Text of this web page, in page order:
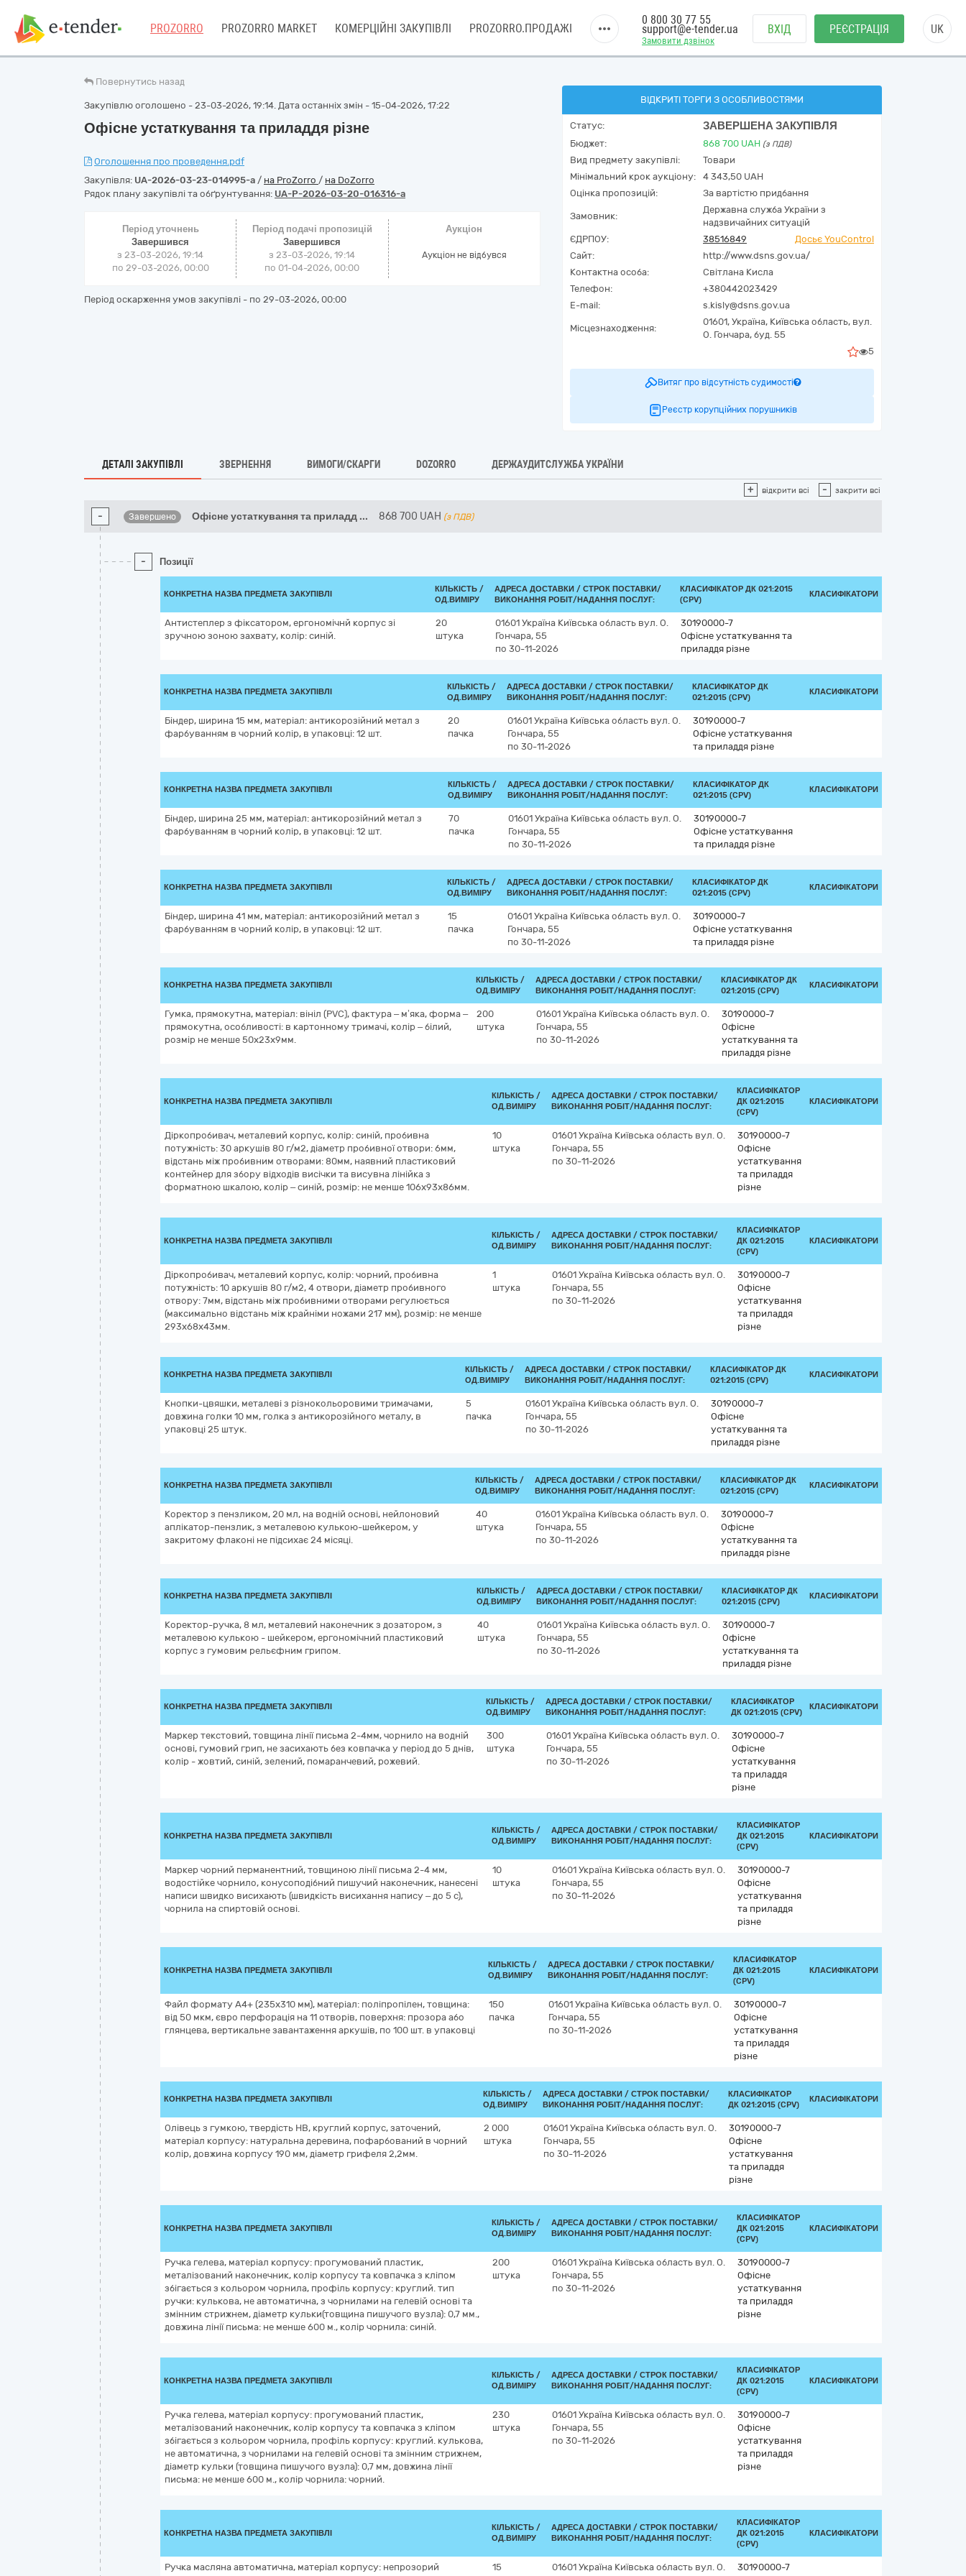
PROZORRO PROZORRO MARKET КОМЕРЦІЙНІ ЗАКУПІВЛІ PROZORRO.ПРОДАЖІ
Замовити дзвінок
0 800 30 77 55
support@e-tender.ua ВХІД РЕЄСТРАЦІЯ UK
Повернутись назад
Закупівлю оголошено - 23-03-2026, 19:14. Дата останніх змін - 15-04-2026, 17:22
Офісне устаткування та приладдя різне
Оголошення про проведення.pdf
Закупівля: UA-2026-03-23-014995-a / на ProZorro / на DoZorro
Рядок плану закупівлі та обґрунтування: UA-P-2026-03-20-016316-a
Період уточнень
Завершився
з 23-03-2026, 19:14
по 29-03-2026, 00:00
Період подачі пропозицій
Завершився
з 23-03-2026, 19:14
по 01-04-2026, 00:00
Аукціон
Аукціон не відбувся
Період оскарження умов закупівлі - по 29-03-2026, 00:00
ВІДКРИТІ ТОРГИ З ОСОБЛИВОСТЯМИ
Статус: ЗАВЕРШЕНА ЗАКУПІВЛЯ
Бюджет: 868 700 UAH (з ПДВ)
Вид предмету закупівлі:
Товари
Мінімальний крок аукціону:
4 343,50 UAH
Оцінка пропозицій:
За вартістю придбання
Замовник:
Державна служба України з
надзвичайних ситуацій
ЄДРПОУ:
38516849
Досьє YouControl
Сайт:
http://www.dsns.gov.ua/
Контактна особа:
Світлана Кисла
Телефон:
+380442023429
E-mail:
s.kisly@dsns.gov.ua
Місцезнаходження:
01601, Україна, Київська область, вул.
О. Гончара, буд. 55
5
Витяг про відсутність судимості
Реєстр корупційних порушників
ДЕТАЛІ ЗАКУПІВЛІ ЗВЕРНЕННЯ ВИМОГИ/СКАРГИ DOZORRO ДЕРЖАУДИТСЛУЖБА УКРАЇНИ
+ відкрити всі - закрити всі
- Завершено Офісне устаткування та приладд ... 868 700 UAH (з ПДВ)
- Позиції
КОНКРЕТНА НАЗВА ПРЕДМЕТА ЗАКУПІВЛІ
КІЛЬКІСТЬ /
ОД.ВИМІРУ
АДРЕСА ДОСТАВКИ / СТРОК ПОСТАВКИ/
ВИКОНАННЯ РОБІТ/НАДАННЯ ПОСЛУГ:
КЛАСИФІКАТОР ДК 021:2015
(CPV)
КЛАСИФІКАТОРИ
Антистеплер з фіксатором, ергономічнй корпус зі
зручною зоною захвату, колір: синій.
20
штука
01601 Україна Київська область вул. О.
Гончара, 55
по 30-11-2026
30190000-7
Офісне устаткування та
приладдя різне
КОНКРЕТНА НАЗВА ПРЕДМЕТА ЗАКУПІВЛІ
КІЛЬКІСТЬ /
ОД.ВИМІРУ
АДРЕСА ДОСТАВКИ / СТРОК ПОСТАВКИ/
ВИКОНАННЯ РОБІТ/НАДАННЯ ПОСЛУГ:
КЛАСИФІКАТОР ДК
021:2015 (CPV)
КЛАСИФІКАТОРИ
Біндер, ширина 15 мм, матеріал: антикорозійний метал з
фарбуванням в чорний колір, в упаковці: 12 шт.
20
пачка
01601 Україна Київська область вул. О.
Гончара, 55
по 30-11-2026
30190000-7
Офісне устаткування
та приладдя різне
КОНКРЕТНА НАЗВА ПРЕДМЕТА ЗАКУПІВЛІ
КІЛЬКІСТЬ /
ОД.ВИМІРУ
АДРЕСА ДОСТАВКИ / СТРОК ПОСТАВКИ/
ВИКОНАННЯ РОБІТ/НАДАННЯ ПОСЛУГ:
КЛАСИФІКАТОР ДК
021:2015 (CPV)
КЛАСИФІКАТОРИ
Біндер, ширина 25 мм, матеріал: антикорозійний метал з
фарбуванням в чорний колір, в упаковці: 12 шт.
70
пачка
01601 Україна Київська область вул. О.
Гончара, 55
по 30-11-2026
30190000-7
Офісне устаткування
та приладдя різне
КОНКРЕТНА НАЗВА ПРЕДМЕТА ЗАКУПІВЛІ
КІЛЬКІСТЬ /
ОД.ВИМІРУ
АДРЕСА ДОСТАВКИ / СТРОК ПОСТАВКИ/
ВИКОНАННЯ РОБІТ/НАДАННЯ ПОСЛУГ:
КЛАСИФІКАТОР ДК
021:2015 (CPV)
КЛАСИФІКАТОРИ
Біндер, ширина 41 мм, матеріал: антикорозійний метал з
фарбуванням в чорний колір, в упаковці: 12 шт.
15
пачка
01601 Україна Київська область вул. О.
Гончара, 55
по 30-11-2026
30190000-7
Офісне устаткування
та приладдя різне
КОНКРЕТНА НАЗВА ПРЕДМЕТА ЗАКУПІВЛІ
КІЛЬКІСТЬ /
ОД.ВИМІРУ
АДРЕСА ДОСТАВКИ / СТРОК ПОСТАВКИ/
ВИКОНАННЯ РОБІТ/НАДАННЯ ПОСЛУГ:
КЛАСИФІКАТОР ДК
021:2015 (CPV)
КЛАСИФІКАТОРИ
Гумка, прямокутна, матеріал: вініл (PVC), фактура – м’яка, форма –
прямокутна, особливості: в картонному тримачі, колір – білий,
розмір не менше 50х23х9мм.
200
штука
01601 Україна Київська область вул. О.
Гончара, 55
по 30-11-2026
30190000-7
Офісне
устаткування та
приладдя різне
КОНКРЕТНА НАЗВА ПРЕДМЕТА ЗАКУПІВЛІ
КІЛЬКІСТЬ /
ОД.ВИМІРУ
АДРЕСА ДОСТАВКИ / СТРОК ПОСТАВКИ/
ВИКОНАННЯ РОБІТ/НАДАННЯ ПОСЛУГ:
КЛАСИФІКАТОР
ДК 021:2015
(CPV)
КЛАСИФІКАТОРИ
Діркопробивач, металевий корпус, колір: синій, пробивна
потужність: 30 аркушів 80 г/м2, діаметр пробивної отвори: 6мм,
відстань між пробивним отворами: 80мм, наявний пластиковий
контейнер для збору відходів висічки та висувна лінійка з
форматною шкалою, колір – синій, розмір: не менше 106x93x86мм.
10
штука
01601 Україна Київська область вул. О.
Гончара, 55
по 30-11-2026
30190000-7
Офісне
устаткування
та приладдя
різне
КОНКРЕТНА НАЗВА ПРЕДМЕТА ЗАКУПІВЛІ
КІЛЬКІСТЬ /
ОД.ВИМІРУ
АДРЕСА ДОСТАВКИ / СТРОК ПОСТАВКИ/
ВИКОНАННЯ РОБІТ/НАДАННЯ ПОСЛУГ:
КЛАСИФІКАТОР
ДК 021:2015
(CPV)
КЛАСИФІКАТОРИ
Діркопробивач, металевий корпус, колір: чорний, пробивна
потужність: 10 аркушів 80 г/м2, 4 отвори, діаметр пробивного
отвору: 7мм, відстань між пробивними отворами регулюється
(максимально відстань між крайніми ножами 217 мм), розмір: не менше
293х68х43мм.
1
штука
01601 Україна Київська область вул. О.
Гончара, 55
по 30-11-2026
30190000-7
Офісне
устаткування
та приладдя
різне
КОНКРЕТНА НАЗВА ПРЕДМЕТА ЗАКУПІВЛІ
КІЛЬКІСТЬ /
ОД.ВИМІРУ
АДРЕСА ДОСТАВКИ / СТРОК ПОСТАВКИ/
ВИКОНАННЯ РОБІТ/НАДАННЯ ПОСЛУГ:
КЛАСИФІКАТОР ДК
021:2015 (CPV)
КЛАСИФІКАТОРИ
Кнопки-цвяшки, металеві з різнокольоровими тримачами,
довжина голки 10 мм, голка з антикорозійного металу, в
упаковці 25 штук.
5
пачка
01601 Україна Київська область вул. О.
Гончара, 55
по 30-11-2026
30190000-7
Офісне
устаткування та
приладдя різне
КОНКРЕТНА НАЗВА ПРЕДМЕТА ЗАКУПІВЛІ
КІЛЬКІСТЬ /
ОД.ВИМІРУ
АДРЕСА ДОСТАВКИ / СТРОК ПОСТАВКИ/
ВИКОНАННЯ РОБІТ/НАДАННЯ ПОСЛУГ:
КЛАСИФІКАТОР ДК
021:2015 (CPV)
КЛАСИФІКАТОРИ
Коректор з пензликом, 20 мл, на водній основі, нейлоновий
аплікатор-пензлик, з металевою кулькою-шейкером, у
закритому флаконі не підсихає 24 місяці.
40
штука
01601 Україна Київська область вул. О.
Гончара, 55
по 30-11-2026
30190000-7
Офісне
устаткування та
приладдя різне
КОНКРЕТНА НАЗВА ПРЕДМЕТА ЗАКУПІВЛІ
КІЛЬКІСТЬ /
ОД.ВИМІРУ
АДРЕСА ДОСТАВКИ / СТРОК ПОСТАВКИ/
ВИКОНАННЯ РОБІТ/НАДАННЯ ПОСЛУГ:
КЛАСИФІКАТОР ДК
021:2015 (CPV)
КЛАСИФІКАТОРИ
Коректор-ручка, 8 мл, металевий наконечник з дозатором, з
металевою кулькою - шейкером, ергономічний пластиковий
корпус з гумовим рельєфним грипом.
40
штука
01601 Україна Київська область вул. О.
Гончара, 55
по 30-11-2026
30190000-7
Офісне
устаткування та
приладдя різне
КОНКРЕТНА НАЗВА ПРЕДМЕТА ЗАКУПІВЛІ
КІЛЬКІСТЬ /
ОД.ВИМІРУ
АДРЕСА ДОСТАВКИ / СТРОК ПОСТАВКИ/
ВИКОНАННЯ РОБІТ/НАДАННЯ ПОСЛУГ:
КЛАСИФІКАТОР
ДК 021:2015 (CPV)
КЛАСИФІКАТОРИ
Маркер текстовий, товщина лінії письма 2-4мм, чорнило на водній
основі, гумовий грип, не засихають без ковпачка у період до 5 днів,
колір - жовтий, синій, зелений, помаранчевий, рожевий.
300
штука
01601 Україна Київська область вул. О.
Гончара, 55
по 30-11-2026
30190000-7
Офісне
устаткування
та приладдя
різне
КОНКРЕТНА НАЗВА ПРЕДМЕТА ЗАКУПІВЛІ
КІЛЬКІСТЬ /
ОД.ВИМІРУ
АДРЕСА ДОСТАВКИ / СТРОК ПОСТАВКИ/
ВИКОНАННЯ РОБІТ/НАДАННЯ ПОСЛУГ:
КЛАСИФІКАТОР
ДК 021:2015
(CPV)
КЛАСИФІКАТОРИ
Маркер чорний перманентний, товщиною лінії письма 2-4 мм,
водостійке чорнило, конусоподібний пишучий наконечник, нанесені
написи швидко висихають (швидкість висихання напису – до 5 с),
чорнила на спиртовій основі.
10
штука
01601 Україна Київська область вул. О.
Гончара, 55
по 30-11-2026
30190000-7
Офісне
устаткування
та приладдя
різне
КОНКРЕТНА НАЗВА ПРЕДМЕТА ЗАКУПІВЛІ
КІЛЬКІСТЬ /
ОД.ВИМІРУ
АДРЕСА ДОСТАВКИ / СТРОК ПОСТАВКИ/
ВИКОНАННЯ РОБІТ/НАДАННЯ ПОСЛУГ:
КЛАСИФІКАТОР
ДК 021:2015
(CPV)
КЛАСИФІКАТОРИ
Файл формату А4+ (235х310 мм), матеріал: поліпропілен, товщина:
від 50 мкм, євро перфорація на 11 отворів, поверхня: прозора або
глянцева, вертикальне завантаження аркушів, по 100 шт. в упаковці
150
пачка
01601 Україна Київська область вул. О.
Гончара, 55
по 30-11-2026
30190000-7
Офісне
устаткування
та приладдя
різне
КОНКРЕТНА НАЗВА ПРЕДМЕТА ЗАКУПІВЛІ
КІЛЬКІСТЬ /
ОД.ВИМІРУ
АДРЕСА ДОСТАВКИ / СТРОК ПОСТАВКИ/
ВИКОНАННЯ РОБІТ/НАДАННЯ ПОСЛУГ:
КЛАСИФІКАТОР
ДК 021:2015 (CPV)
КЛАСИФІКАТОРИ
Олівець з гумкою, твердість HB, круглий корпус, заточений,
матеріал корпусу: натуральна деревина, пофарбований в чорний
колір, довжина корпусу 190 мм, діаметр грифеля 2,2мм.
2 000
штука
01601 Україна Київська область вул. О.
Гончара, 55
по 30-11-2026
30190000-7
Офісне
устаткування
та приладдя
різне
КОНКРЕТНА НАЗВА ПРЕДМЕТА ЗАКУПІВЛІ
КІЛЬКІСТЬ /
ОД.ВИМІРУ
АДРЕСА ДОСТАВКИ / СТРОК ПОСТАВКИ/
ВИКОНАННЯ РОБІТ/НАДАННЯ ПОСЛУГ:
КЛАСИФІКАТОР
ДК 021:2015
(CPV)
КЛАСИФІКАТОРИ
Ручка гелева, матеріал корпусу: прогумований пластик,
металізований наконечник, колір корпусу та ковпачка з кліпом
збігається з кольором чорнила, профіль корпусу: круглий. тип
ручки: кулькова, не автоматична, з чорнилами на гелевій основі та
змінним стрижнем, діаметр кульки(товщина пишучого вузла): 0,7 мм.,
довжина лінії письма: не менше 600 м., колір чорнила: синій.
200
штука
01601 Україна Київська область вул. О.
Гончара, 55
по 30-11-2026
30190000-7
Офісне
устаткування
та приладдя
різне
КОНКРЕТНА НАЗВА ПРЕДМЕТА ЗАКУПІВЛІ
КІЛЬКІСТЬ /
ОД.ВИМІРУ
АДРЕСА ДОСТАВКИ / СТРОК ПОСТАВКИ/
ВИКОНАННЯ РОБІТ/НАДАННЯ ПОСЛУГ:
КЛАСИФІКАТОР
ДК 021:2015
(CPV)
КЛАСИФІКАТОРИ
Ручка гелева, матеріал корпусу: прогумований пластик,
металізований наконечник, колір корпусу та ковпачка з кліпом
збігається з кольором чорнила, профіль корпусу: круглий. кулькова,
не автоматична, з чорнилами на гелевій основі та змінним стрижнем,
діаметр кульки (товщина пишучого вузла): 0,7 мм, довжина лінії
письма: не менше 600 м., колір чорнила: чорний.
230
штука
01601 Україна Київська область вул. О.
Гончара, 55
по 30-11-2026
30190000-7
Офісне
устаткування
та приладдя
різне
КОНКРЕТНА НАЗВА ПРЕДМЕТА ЗАКУПІВЛІ
КІЛЬКІСТЬ /
ОД.ВИМІРУ
АДРЕСА ДОСТАВКИ / СТРОК ПОСТАВКИ/
ВИКОНАННЯ РОБІТ/НАДАННЯ ПОСЛУГ:
КЛАСИФІКАТОР
ДК 021:2015
(CPV)
КЛАСИФІКАТОРИ
Ручка масляна автоматична, матеріал корпусу: непрозорий
15
01601 Україна Київська область вул. О.
30190000-7